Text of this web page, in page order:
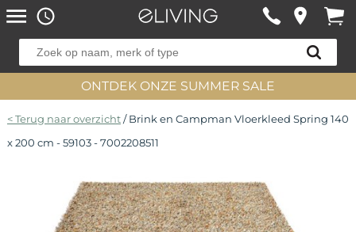
ONTDEK ONZE SUMMER SALE
< Terug naar overzicht/ Brink en Campman Vloerkleed Spring 140
x 200 cm - 59103 - 7002208511